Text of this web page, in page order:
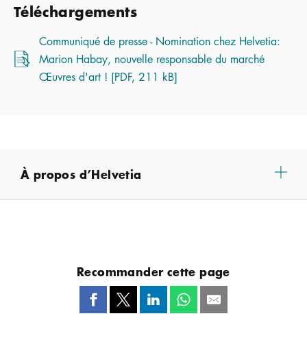
Téléchargements
Communiqué de presse - Nomination chez Helvetia:
Marion Habay, nouvelle responsable du marché
Œuvres d'art ! [PDF, 211 kB]
À propos d’Helvetia
Recommander cette page